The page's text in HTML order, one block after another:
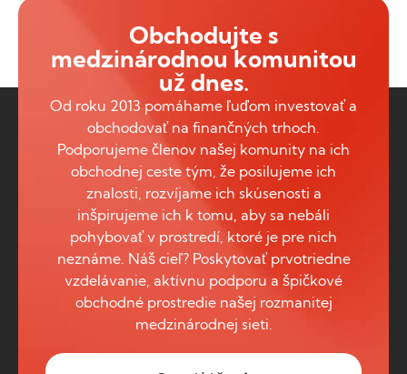
Obchodujte s
medzinárodnou komunitou
už dnes.
Od roku 2013 pomáhame ľuďom investovať a
obchodovať na finančných trhoch.
Podporujeme členov našej komunity na ich
obchodnej ceste tým, že posilujeme ich
znalosti, rozvíjame ich skúsenosti a
inšpirujeme ich k tomu, aby sa nebáli
pohybovať v prostredí, ktoré je pre nich
neznáme. Náš cieľ? Poskytovať prvotriedne
vzdelávanie, aktívnu podporu a špičkové
obchodné prostredie našej rozmanitej
medzinárodnej sieti.